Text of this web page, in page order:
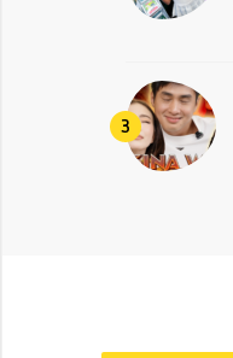
3